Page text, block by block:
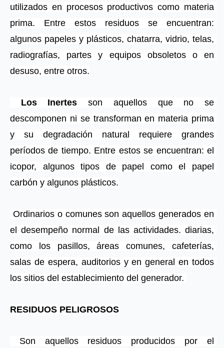
utilizados en procesos productivos como materia
prima. Entre estos residuos se encuentran:
algunos papeles y plásticos, chatarra, vidrio, telas,
radiografías, partes y equipos obsoletos o en
desuso, entre otros.
Los Inertes son aquellos que no se
descomponen ni se transforman en materia prima
y su degradación natural requiere grandes
períodos de tiempo. Entre estos se encuentran: el
icopor, algunos tipos de papel como el papel
carbón y algunos plásticos.
Ordinarios o comunes son aquellos generados en
el desempeño normal de las actividades. diarias,
como los pasillos, áreas comunes, cafeterías,
salas de espera, auditorios y en general en todos
los sitios del establecimiento del generador.
RESIDUOS PELIGROSOS
Son aquellos residuos producidos por el